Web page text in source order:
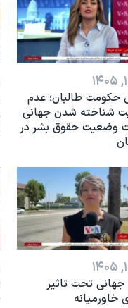
720p
حکومت طالبان؛ عدم
شناخته شدن جهانی
وضعیت حقوق بشر در
جهانی تحت تاثیر